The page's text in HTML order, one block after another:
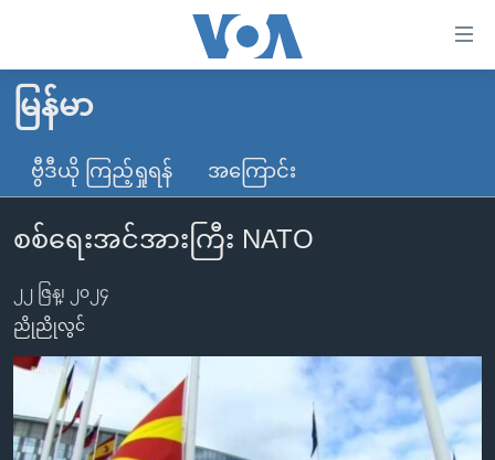
လွယ်ကူ
စေ
သည့်
Link
များ
ပင်မ
အကြောင်းအရာ
ကြည့်
ရန်
မူလစာမျက်နှာ
မြန်မာ
ကမ္ဘာ့သတင်းများ
နိုင်ငံတကာ
တရုတ်
အစ္စရေး-ပါလက်စတိုင်း
ဗွီဒီယို
ရပ်ဝန်းတခု လမ်းတခု အလွန်
အင်္ဂလိပ်စာလေ့လာမယ်
အမေရိကန်သုံးအီဒီယံ
မကြေးမုံရဲ့ အင်္ဂလိပ်စာ
အပတ်စဉ်ကဏ္ဍများ
ရေဒီယို
ရေဒီယိုနှင့်ရုပ်သံ အချက်အလက်များ
မြန်မာ
ဗွီဒီယို ကြည့်ရှုရန် အကြောင်း
စစ်ရေးအင်အားကြီး NATO
၂၂ ဇြန္၊ ၂၀၂၄
ညိုညိုလွင်